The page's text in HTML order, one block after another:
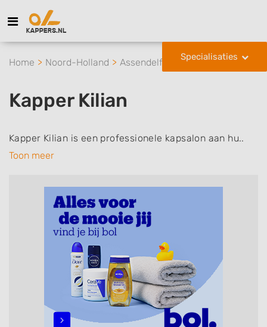
Specialisaties
Home Noord-Holland Assendelft Kapper Kilian
Kapper Kilian
Kapper Kilian is een professionele kapsalon aan hu..
Toon meer